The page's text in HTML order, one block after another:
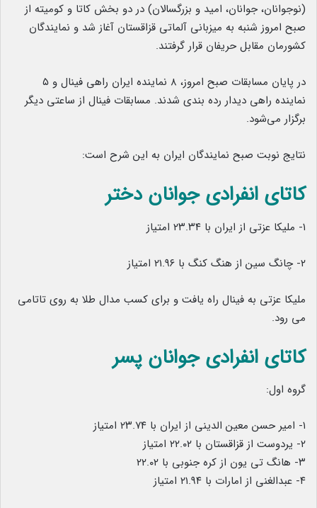
(نوجوانان، جوانان، امید و بزرگسالان) در دو بخش کاتا و کومیته از
صبح امروز شنبه به میزبانی آلماتی قزاقستان آغاز شد و نمایندگان
کشورمان مقابل حریفان قرار گرفتند.
در پایان مسابقات صبح امروز، ۸ نماینده ایران راهی فینال و ۵
نماینده راهی دیدار رده بندی شدند. مسابقات فینال از ساعتی دیگر
برگزار می‌شود.
نتایج نوبت صبح نمایندگان ایران به این شرح است:
کاتای انفرادی جوانان دختر
۱- ملیکا عزتی از ایران با ۲۳.۳۴ امتیاز
۲- چانگ سین از هنگ کنگ با ۲۱.۹۶ امتیاز
ملیکا عزتی به فینال راه یافت و برای کسب مدال طلا به روی تاتامی
می رود.
کاتای انفرادی جوانان پسر
گروه اول:
۱- امیر حسن معین الدینی از ایران با ۲۳.۷۴ امتیاز
۲- یردوست از قزاقستان با ۲۲.۰۲ امتیاز
۳- هانگ تی یون از کره جنوبی با ۲۲.۰۲
۴- عبدالغنی از امارات با ۲۱.۹۴ امتیاز